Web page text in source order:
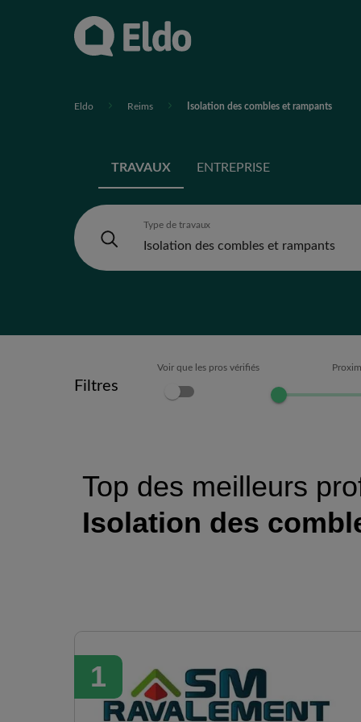
Eldo Reims Isolation des combles et rampants
TRAVAUX ENTREPRISE
Type de travaux
Filtres
Voir que les pros vérifiés
Top des meilleurs
Isolation des
1